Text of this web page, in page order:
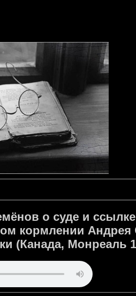
о суде и
кормлении Андрея
(Канада, Монреаль